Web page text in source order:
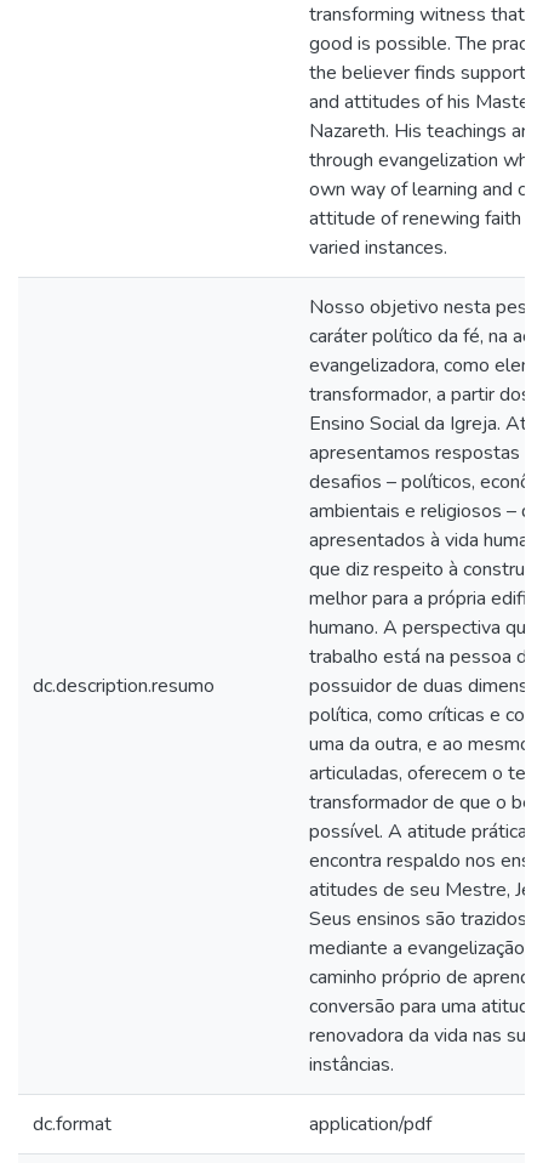
transforming witness that
good is possible. The
the believer finds support
and attitudes of his Master,
Nazareth. His teachings
through evangelization
own way of learning and
attitude of renewing faith
varied instances.
dc.description.resumo
Nosso objetivo nesta
caráter político da fé, na
evangelizadora, como
transformador, a partir dos
Ensino Social da Igreja.
apresentamos respostas
desafios – políticos,
ambientais e religiosos –
apresentados à vida
que diz respeito à
melhor para a própria
humano. A perspectiva
trabalho está na pessoa
possuidor de duas
política, como críticas e
uma da outra, e ao mesmo
articuladas, oferecem o
transformador de que o
possível. A atitude prática
encontra respaldo nos
atitudes de seu Mestre,
Seus ensinos são trazidos
mediante a evangelização
caminho próprio de
conversão para uma
renovadora da vida nas
instâncias.
dc.format application/pdf